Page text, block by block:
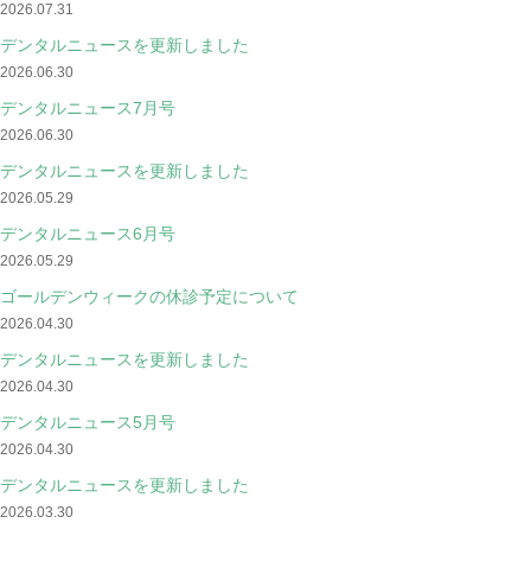
2026.07.31
デンタルニュースを更新しました
2026.06.30
デンタルニュース7月号
2026.06.30
デンタルニュースを更新しました
2026.05.29
デンタルニュース6月号
2026.05.29
ゴールデンウィークの休診予定について
2026.04.30
デンタルニュースを更新しました
2026.04.30
デンタルニュース5月号
2026.04.30
デンタルニュースを更新しました
2026.03.30